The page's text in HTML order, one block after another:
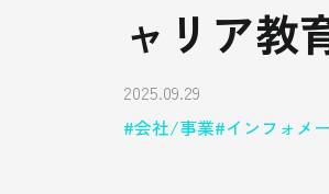
ャリア教
2025.09.29
会社/事業 インフォメ